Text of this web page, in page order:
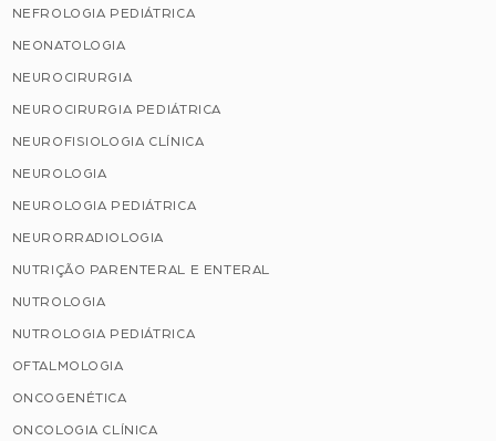
NEFROLOGIA PEDIÁTRICA
NEONATOLOGIA
NEUROCIRURGIA
NEUROCIRURGIA PEDIÁTRICA
NEUROFISIOLOGIA CLÍNICA
NEUROLOGIA
NEUROLOGIA PEDIÁTRICA
NEURORRADIOLOGIA
NUTRIÇÃO PARENTERAL E ENTERAL
NUTROLOGIA
NUTROLOGIA PEDIÁTRICA
OFTALMOLOGIA
ONCOGENÉTICA
ONCOLOGIA CLÍNICA